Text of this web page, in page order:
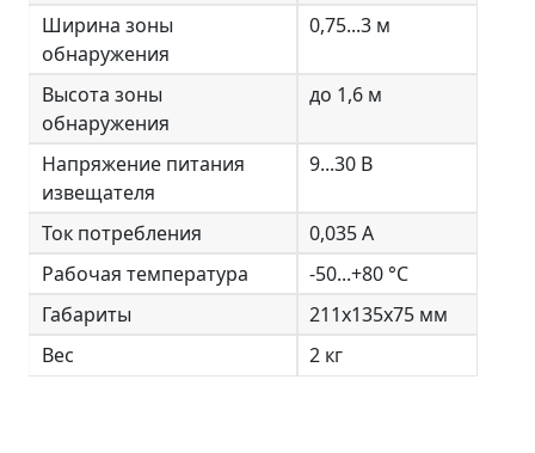
Ширина зоны
обнаружения
0,75...3 м
Высота зоны
обнаружения
до 1,6 м
Напряжение питания
извещателя
9...30 В
Ток потребления
0,035 А
Рабочая температура
-50...+80 °С
Габариты
211х135х75 мм
Вес
2 кг